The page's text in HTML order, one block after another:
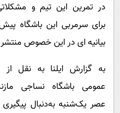
در تمرین این تیم و
برای سرمربی این باشگاه
بیانیه ای در این خصوص
به گزارش ایلنا به نقل از
عمومی باشگاه نساجی
عصر یک‌شنبه به‌دنبال